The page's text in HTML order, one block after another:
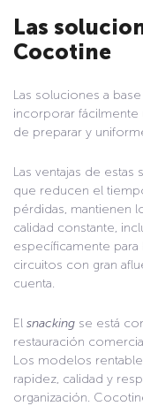
Las
Cocotine
Las soluciones a
incorporar fácilmente
de preparar y
Las ventajas de estas
que reducen el
pérdidas, mantienen
calidad constante,
específicamente para
circuitos con gran
cuenta.
El snacking se está
restauración
Los modelos
rapidez, calidad y
organización.